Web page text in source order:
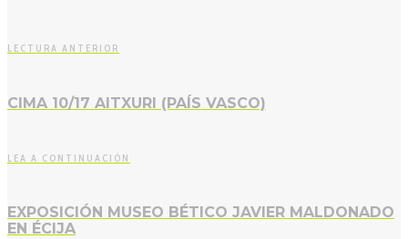
LECTURA ANTERIOR
CIMA 10/17 AITXURI (PAÍS VASCO)
LEA A CONTINUACIÓN
EXPOSICIÓN MUSEO BÉTICO JAVIER MALDONADO
EN ÉCIJA